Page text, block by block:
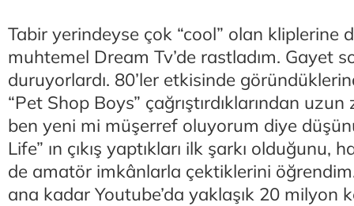
Tabir yerindeyse çok “cool” olan kliplerine
muhtemel Dream Tv’de rastladım. Gayet
duruyorlardı. 80’ler etkisinde
“Pet Shop Boys” çağrıştırdıklarından
ben yeni mi müşerref oluyorum diye
Life” ın çıkış yaptıkları ilk şarkı olduğunu,
de amatör imkânlarla çektiklerini
ana kadar Youtube’da yaklaşık 20 milyon